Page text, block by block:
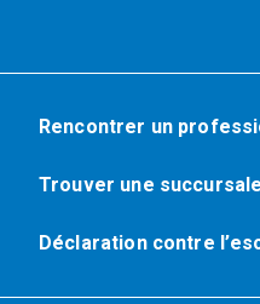
Rencontrer un
Trouver une succursale
Déclaration contre